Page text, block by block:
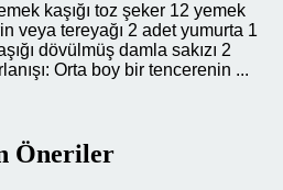
kaşığı toz şeker 12 yemek
veya tereyağı 2 adet yumurta 1
dövülmüş damla sakızı 2
Orta boy bir tencerenin ...
Öneriler